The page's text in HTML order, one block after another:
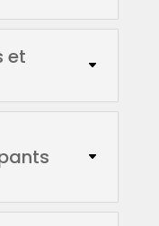
et